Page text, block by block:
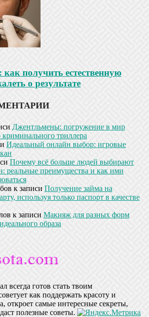
как получить естественную
о результате
Джентльмены: погружение в мир
криминального триллера
Идеальный онлайн выбор: игровые
Почему всё больше людей выбирают
реальные преимущества и как ими
к записи Получение займа на
используя только паспорт в качестве
к записи Макияж для разных форм
образа
всегда готов стать твоим
как поддержать красоту и
откроет самые интересные секреты,
полезные советы.